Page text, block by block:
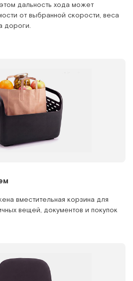
дальность хода может
от выбранной скорости, веса
дороги.
вместительная корзина для
вещей, документов и покупок